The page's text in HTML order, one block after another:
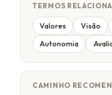
TERMOS
Valores Visão
Autonomia
CAMINHO